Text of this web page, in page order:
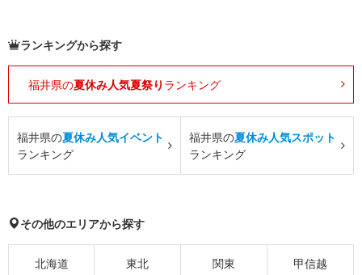
ランキングから探す
福井県の夏休み人気夏祭り ランキング
福井県の夏休み人気イベント
ランキング
福井県の夏休み人気スポット
ランキング
その他のエリアから探す
北海道 東北 関東 甲信越